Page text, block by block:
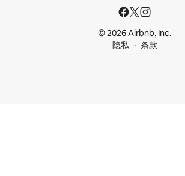
© 2026 Airbnb, Inc.
隐私
条款